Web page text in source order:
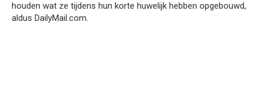
houden wat ze tijdens hun korte huwelijk hebben opgebouwd,
aldus DailyMail.com.